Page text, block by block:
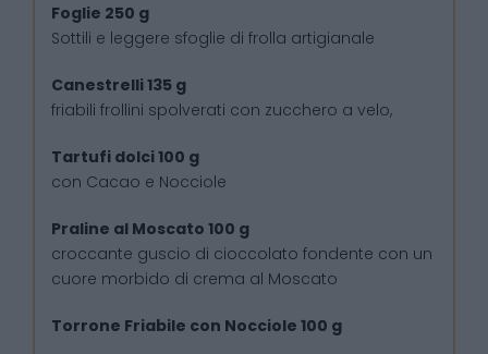
Foglie 250 g
Sottili e leggere sfoglie di frolla artigianale
Canestrelli 135 g
friabili frollini spolverati con zucchero a velo,
Tartufi dolci 100 g
con Cacao e Nocciole
Praline al Moscato 100 g
croccante guscio di cioccolato fondente con un
cuore morbido di crema al Moscato
Torrone Friabile con Nocciole 100 g